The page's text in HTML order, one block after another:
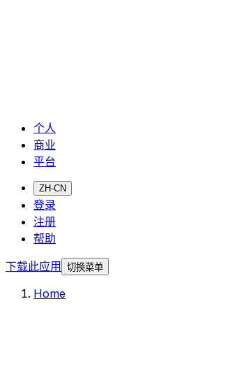
个人
商业
平台
ZH-CN
登录
注册
帮助
下载此应用 切换菜单
Home